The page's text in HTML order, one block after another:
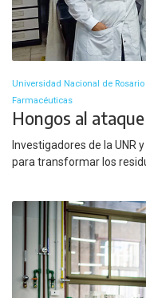
Universidad Nacional de
Farmacéuticas
Hongos al
Investigadores de la UNR
para transformar los